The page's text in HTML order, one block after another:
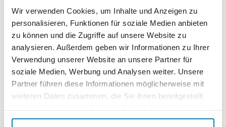
Wir verwenden Cookies, um Inhalte und Anzeigen zu
personalisieren, Funktionen für soziale Medien anbieten
zu können und die Zugriffe auf unsere Website zu
analysieren. Außerdem geben wir Informationen zu Ihrer
Verwendung unserer Website an unsere Partner für
soziale Medien, Werbung und Analysen weiter. Unsere
Partner führen diese Informationen möglicherweise mit
weiteren Daten zusammen, die Sie ihnen bereitgestellt
gesammelt haben.